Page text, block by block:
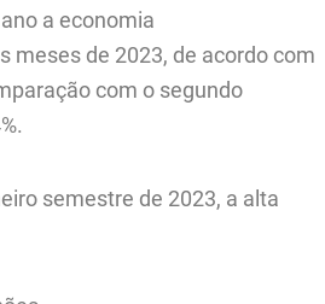
a economia
meses de 2023, de acordo com
com o segundo
semestre de 2023, a alta